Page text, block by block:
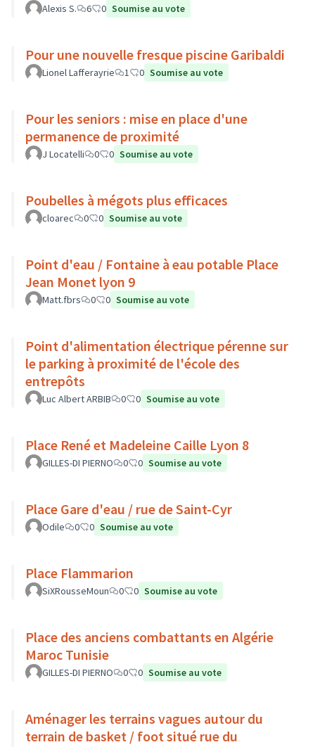
Alexis S. 6 0 Soumise au vote
Pour une nouvelle fresque piscine Garibaldi
Lionel Lafferayrie 1 0 Soumise au vote
Pour les seniors : mise en place d'une
permanence de proximité
J Locatelli 0 0 Soumise au vote
Poubelles à mégots plus efficaces
cloarec 0 0 Soumise au vote
Point d'eau / Fontaine à eau potable Place
Jean Monet lyon 9
Matt.fbrs 0 0 Soumise au vote
Point d'alimentation électrique pérenne sur
le parking à proximité de l'école des
entrepôts
Luc Albert ARBIB 0 0 Soumise au vote
Place René et Madeleine Caille Lyon 8
GILLES-DI PIERNO 0 0 Soumise au vote
Place Gare d'eau / rue de Saint-Cyr
Odile 0 0 Soumise au vote
Place Flammarion
SiXRousseMoun 0 0 Soumise au vote
Place des anciens combattants en Algérie
Maroc Tunisie
GILLES-DI PIERNO 0 0 Soumise au vote
Aménager les terrains vagues autour du
terrain de basket / foot situé rue du